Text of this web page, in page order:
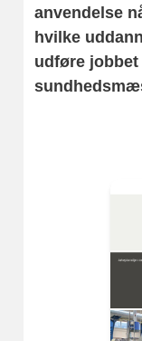
anvendelse
hvilke
udføre